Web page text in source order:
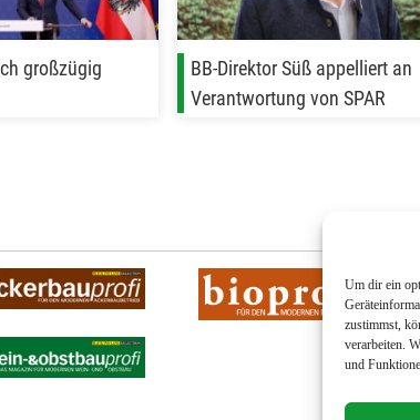
Um dir ein
zustimmst,
verarbeiten.
und
großzügig
BB-Direktor Süß appelliert an
Verantwortung von SPAR